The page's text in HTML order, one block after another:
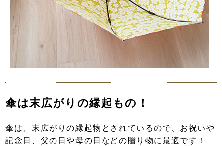
傘は末広がりの縁起もの！
傘は、末広がりの縁起物とされているので、お祝いや
記念日、父の日や母の日などの贈り物に最適です！